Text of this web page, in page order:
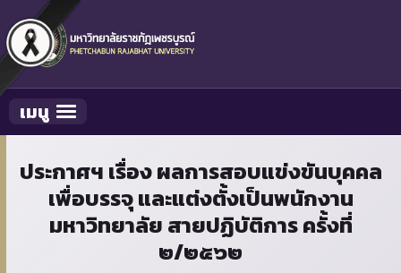
Toggle navigation
เมนู
ประกาศฯ เรื่อง ผลการสอบแข่งขันบุคคล
เพื่อบรรจุ และแต่งตั้งเป็นพนักงาน
มหาวิทยาลัย สายปฏิบัติการ ครั้งที่
๒/๒๕๖๒